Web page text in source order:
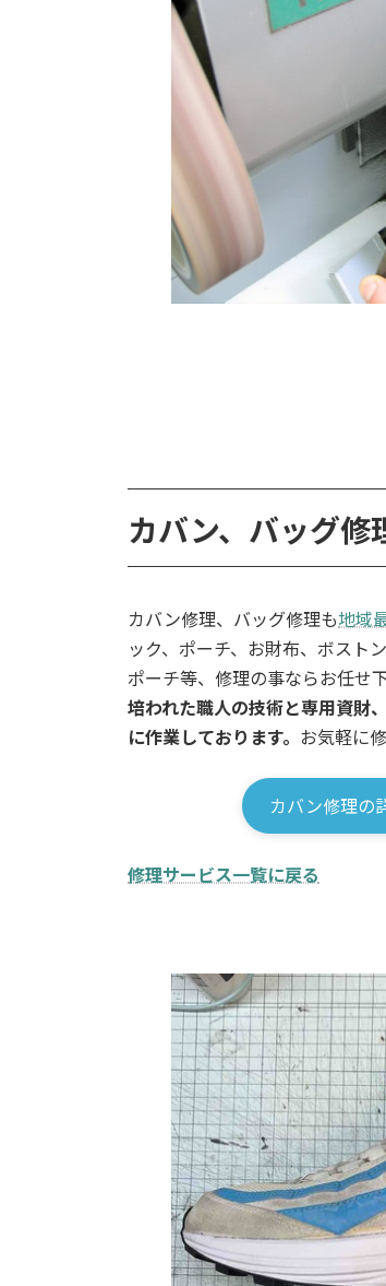
カバン、バッグ修
カバン修理、バッグ修理も地域
ック、ポーチ、お財布、ボスト
ポーチ等、修理の事ならお任せ
培われた職人の技術と専用資財
に作業しております。 お気軽に
カバン修理の
修理サービス一覧に戻る